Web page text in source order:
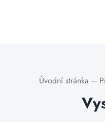
Úvodní stránka ─